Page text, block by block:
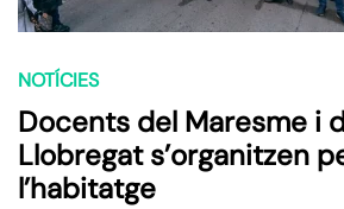
NOTÍCIES
Docents del Maresme i
Llobregat s’organitzen
l’habitatge